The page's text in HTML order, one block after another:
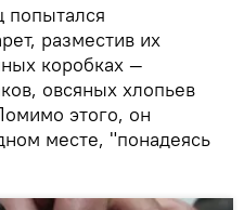
попытался
разместив их
коробках —
овсяных хлопьев
этого, он
месте, "понадеясь